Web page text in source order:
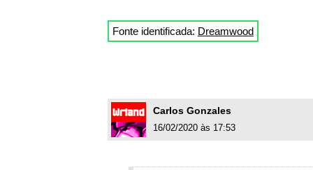
Fonte identificada: Dreamwood
Carlos Gonzales
16/02/2020 às 17:53